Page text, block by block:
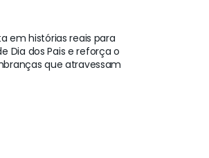
em histórias reais para
Dia dos Pais e reforça o
que atravessam